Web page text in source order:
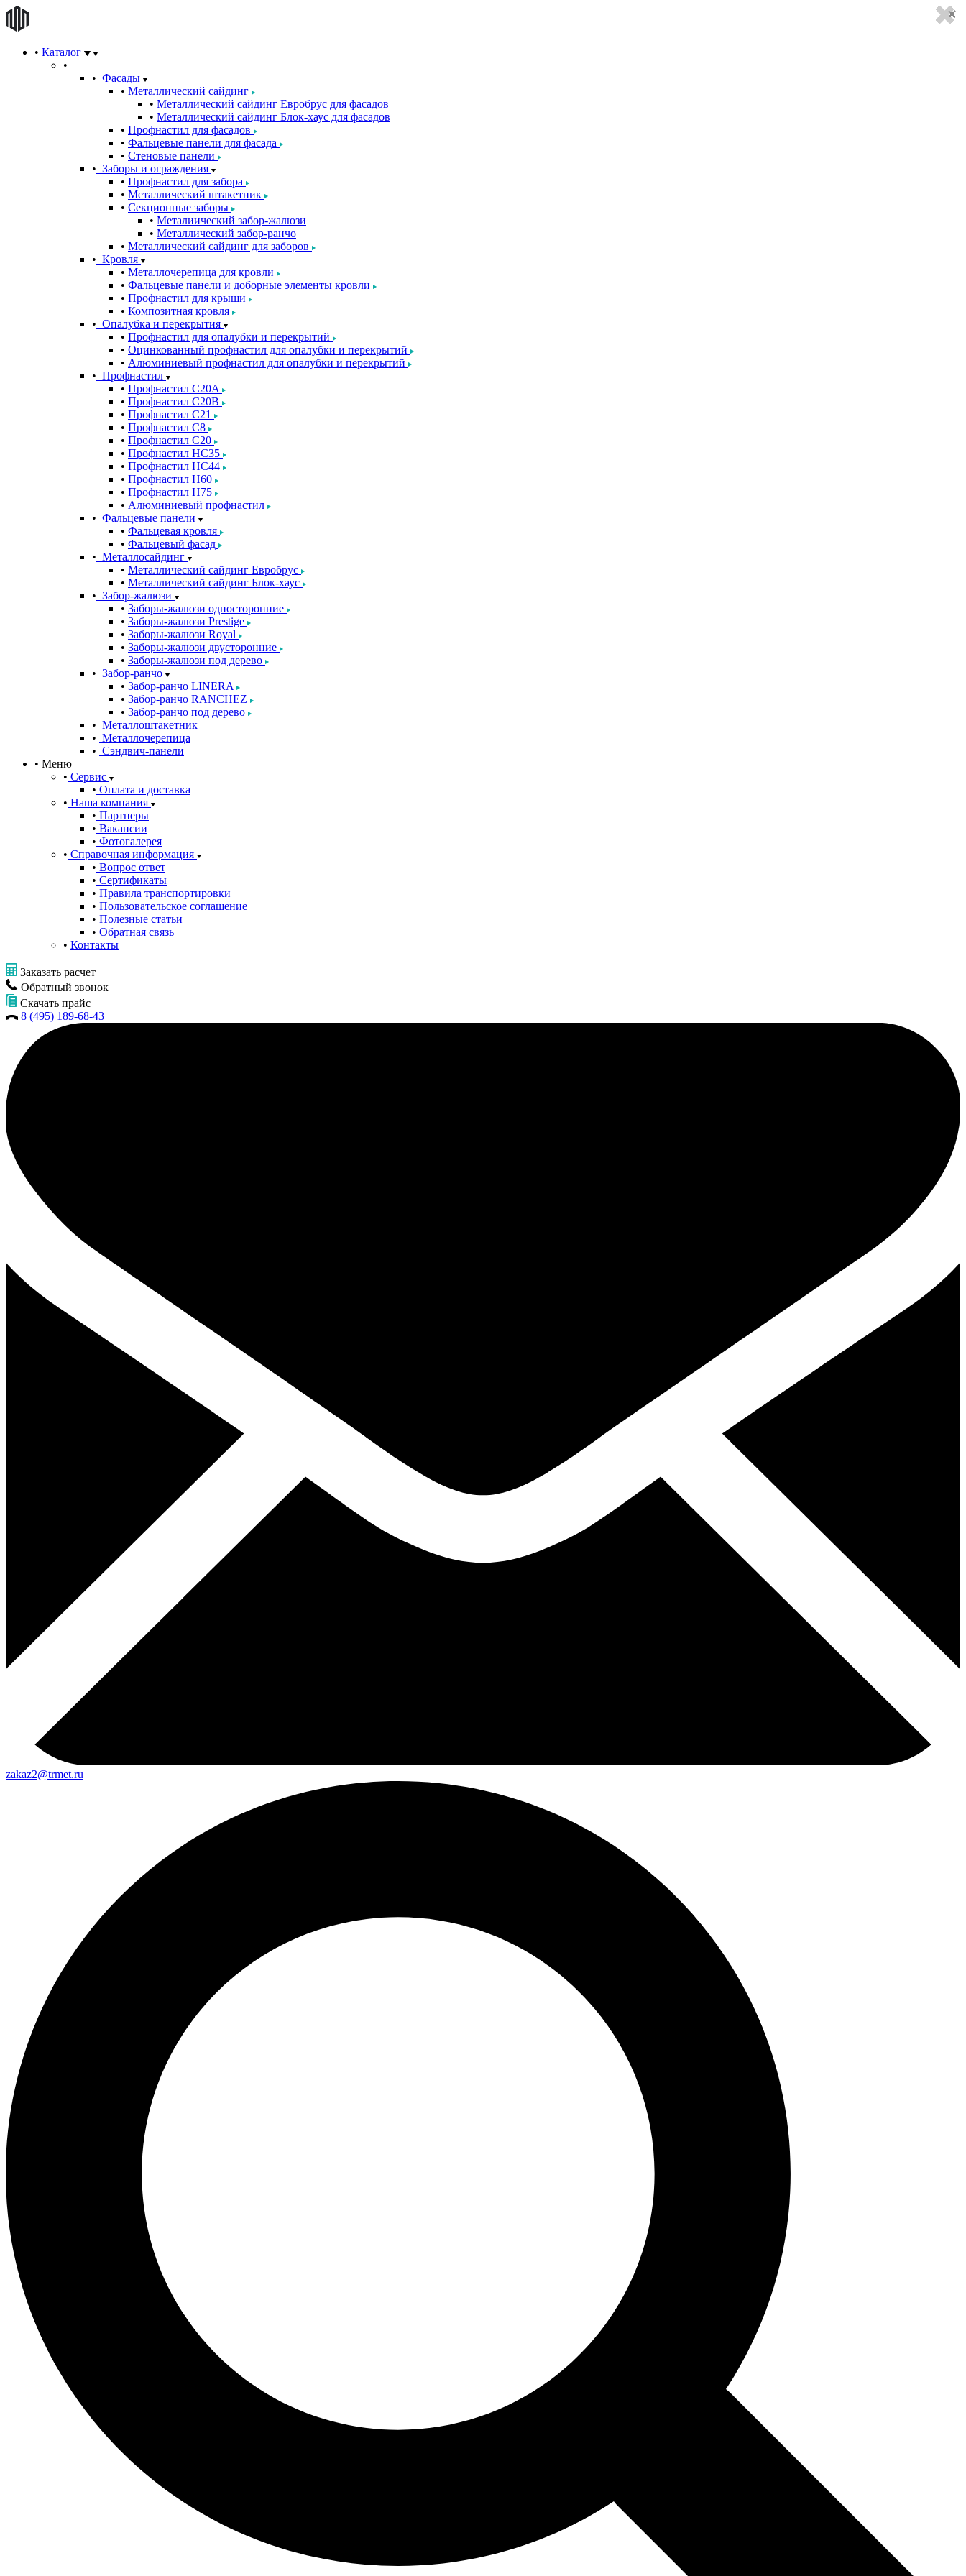
Каталог
Фасады
Металлический сайдинг
Металлический сайдинг Евробрус для фасадов
Металлический сайдинг Блок-хаус для фасадов
Профнастил для фасадов
Фальцевые панели для фасада
Стеновые панели
Заборы и ограждения
Профнастил для забора
Металлический штакетник
Секционные заборы
Металиический забор-жалюзи
Металлический забор-ранчо
Металлический сайдинг для заборов
Кровля
Металлочерепица для кровли
Фальцевые панели и доборные элементы кровли
Профнастил для крыши
Композитная кровля
Опалубка и перекрытия
Профнастил для опалубки и перекрытий
Оцинкованный профнастил для опалубки и перекрытий
Алюминиевый профнастил для опалубки и перекрытий
Профнастил
Профнастил С20A
Профнастил С20B
Профнастил С21
Профнастил С8
Профнастил С20
Профнастил НС35
Профнастил НС44
Профнастил Н60
Профнастил Н75
Алюминиевый профнастил
Фальцевые панели
Фальцевая кровля
Фальцевый фасад
Металлосайдинг
Металлический сайдинг Евробрус
Металлический сайдинг Блок-хаус
Забор-жалюзи
Заборы-жалюзи односторонние
Заборы-жалюзи Prestige
Заборы-жалюзи Royal
Заборы-жалюзи двусторонние
Заборы-жалюзи под дерево
Забор-ранчо
Забор-ранчо LINERA
Забор-ранчо RANCHEZ
Забор-ранчо под дерево
Металлоштакетник
Металлочерепица
Сэндвич-панели
Меню
Сервис
Оплата и доставка
Наша компания
Партнеры
Вакансии
Фотогалерея
Справочная информация
Вопрос ответ
Сертификаты
Правила транспортировки
Пользовательское соглашение
Полезные статьи
Обратная связь
Контакты
Заказать расчет
Обратный звонок
Скачать прайс
8 (495) 189-68-43
zakaz2@trmet.ru